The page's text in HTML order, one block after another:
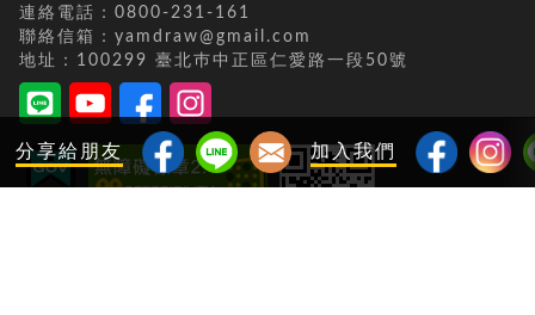
分享給朋友 加入我們
連絡電話：0800-231-161
聯絡信箱：yamdraw@gmail.com
地址：100299 臺北巿中正區仁愛路一段50號